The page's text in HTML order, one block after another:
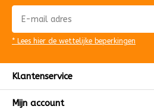
* Lees hier de wettelijke beperkingen
Klantenservice
Mijn account